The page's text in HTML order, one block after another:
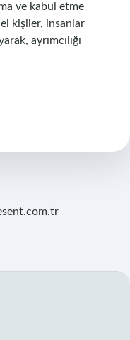
ve kabul etme
kişiler, insanlar
ayrımcılığı